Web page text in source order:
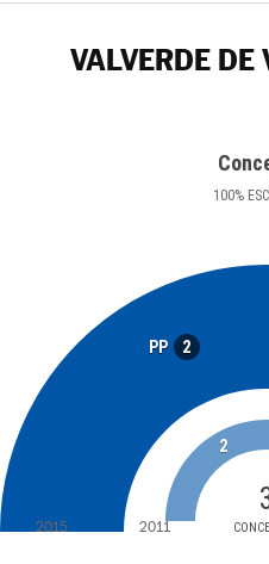
VALVERDE
100%
PP 2
2
2015 2011